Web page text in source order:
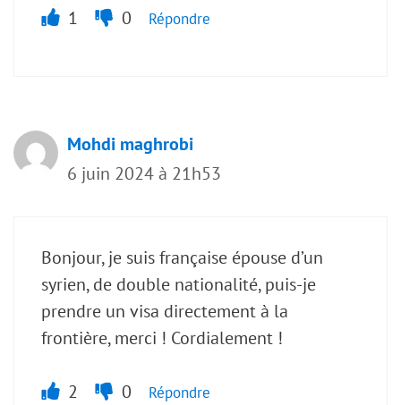
1 0 Répondre
Mohdi maghrobi
6 juin 2024 à 21h53
Bonjour, je suis française épouse d’un
syrien, de double nationalité, puis-je
prendre un visa directement à la
frontière, merci ! Cordialement !
2 0 Répondre